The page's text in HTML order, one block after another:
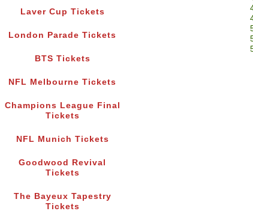
Laver Cup Tickets
London Parade Tickets
BTS Tickets
NFL Melbourne Tickets
Champions League Final
Tickets
NFL Munich Tickets
Goodwood Revival
Tickets
The Bayeux Tapestry
Tickets